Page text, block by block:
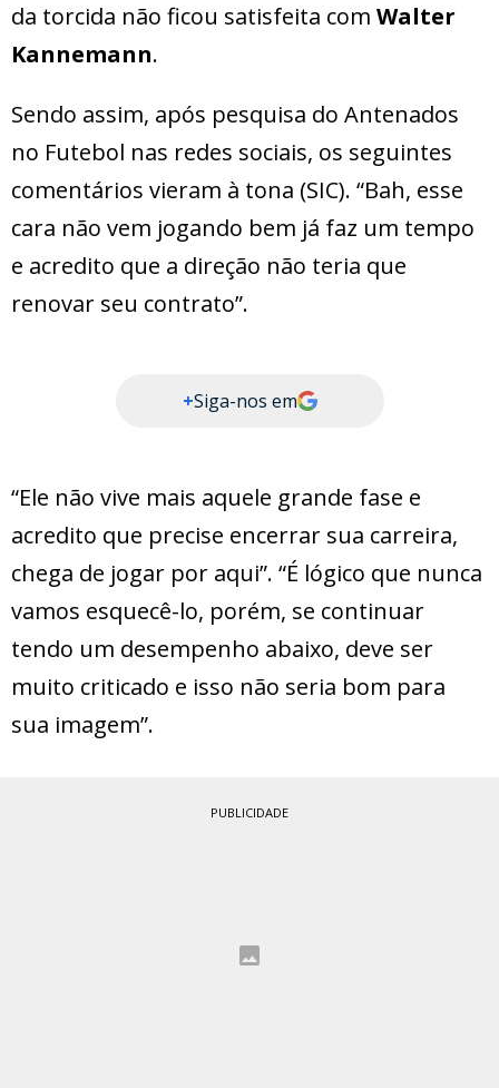
da torcida não ficou satisfeita com Walter
Kannemann.
Sendo assim, após pesquisa do Antenados
no Futebol nas redes sociais, os seguintes
comentários vieram à tona (SIC). “Bah, esse
cara não vem jogando bem já faz um tempo
e acredito que a direção não teria que
renovar seu contrato”.
+Siga-nos em
“Ele não vive mais aquele grande fase e
acredito que precise encerrar sua carreira,
chega de jogar por aqui”. “É lógico que nunca
vamos esquecê-lo, porém, se continuar
tendo um desempenho abaixo, deve ser
muito criticado e isso não seria bom para
sua imagem”.
PUBLICIDADE